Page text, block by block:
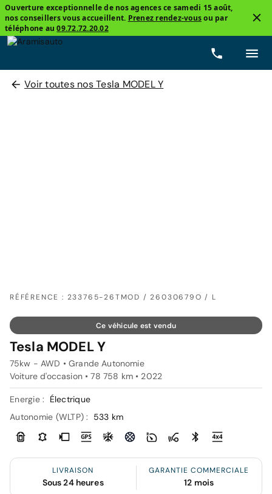
Ouverture exceptionnelle de nos agences ce samedi 15 août,
nos conseillers vous accueillent. Prenez rendez-vousou par
téléphone au09.72.72.20.02
Voir toutes nos Tesla MODEL Y
RÉFÉRENCE : 233765-26TMOD / 26030679O / L
Ce véhicule est vendu
Tesla MODEL Y
75kw - AWD • Grande Autonomie
Voiture d'occasion • 78 758 km • 2022
Energie :
Électrique
Autonomie (WLTP) :
533 km
LIVRAISON
Sous 24 heures
GARANTIE COMMERCIALE
12 mois